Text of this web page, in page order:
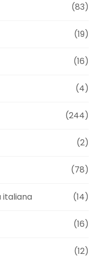
(83)
(19)
(16)
(4)
(244)
(2)
(78)
italiana (14)
(16)
(12)